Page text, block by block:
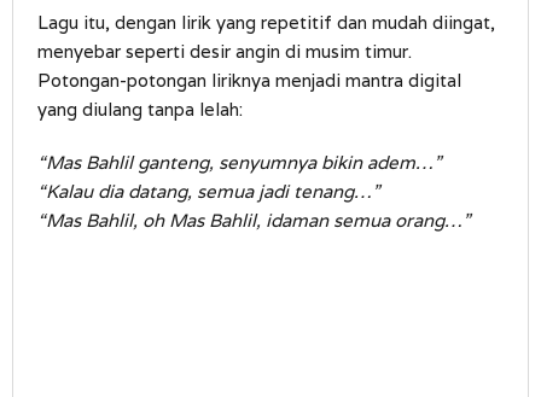
Lagu itu, dengan lirik yang repetitif dan mudah diingat,
menyebar seperti desir angin di musim timur.
Potongan-potongan liriknya menjadi mantra digital
yang diulang tanpa lelah:
“Mas Bahlil ganteng, senyumnya bikin adem…”
“Kalau dia datang, semua jadi tenang…”
“Mas Bahlil, oh Mas Bahlil, idaman semua orang…”